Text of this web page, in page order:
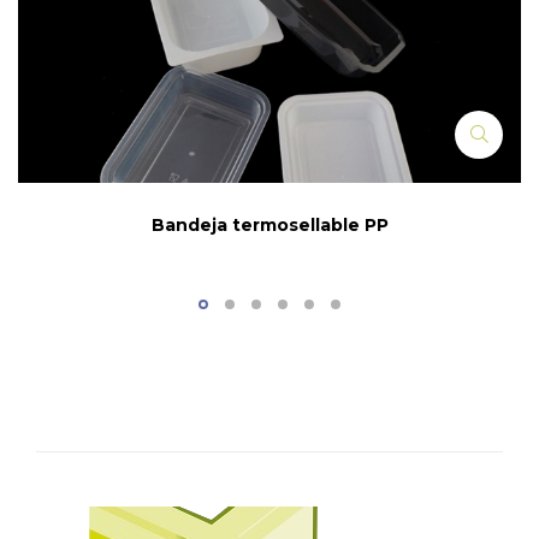
Bandeja termosellable PP